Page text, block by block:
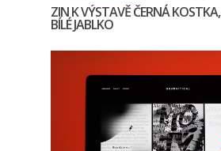
ZIN K VÝSTAVĚ ČERNÁ KOSTKA,
BÍLÉ JABLKO